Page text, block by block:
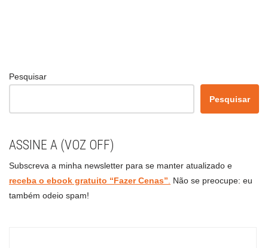
Pesquisar
Pesquisar
ASSINE A (VOZ OFF)
Subscreva a minha newsletter para se manter atualizado e
receba o ebook gratuito “Fazer Cenas”
Não se preocupe: eu
também odeio spam!